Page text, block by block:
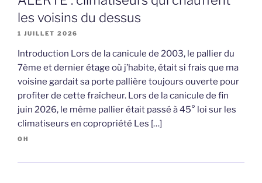
les voisins du dessus
1 JUILLET 2026
Introduction Lors de la canicule de 2003, le pallier du
7ème et dernier étage où j’habite, était si frais que ma
voisine gardait sa porte pallière toujours ouverte pour
profiter de cette fraîcheur. Lors de la canicule de fin
juin 2026, le même pallier était passé à 45° loi sur les
climatiseurs en copropriété Les […]
OH